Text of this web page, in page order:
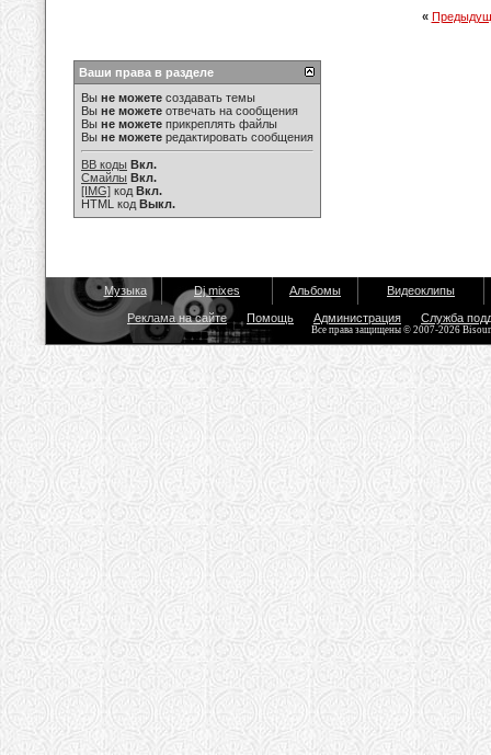
«
Ваши права в разделе
Вы не можете создавать темы
Вы не можете отвечать на сообщения
Вы не можете прикреплять файлы
Вы не можете редактировать сообщения
BB коды Вкл.
Смайлы Вкл.
[IMG] код Вкл.
HTML код Выкл.
Музыка Dj mixes Альбомы Видеоклипы
Реклама на сайте Помощь Администрация Служба
Все права защищены © 2007-2026